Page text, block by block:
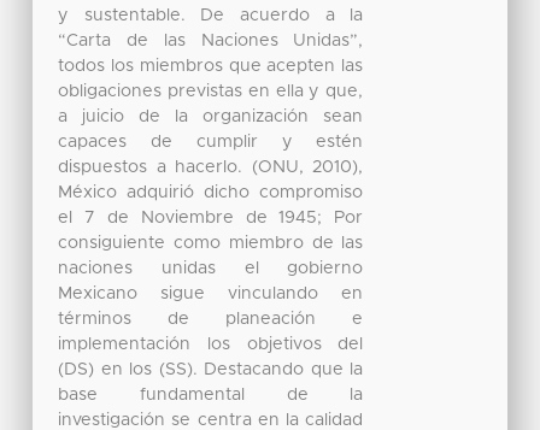
y sustentable. De acuerdo a la
“Carta de las Naciones Unidas”,
todos los miembros que acepten las
obligaciones previstas en ella y que,
a juicio de la organización sean
capaces de cumplir y estén
dispuestos a hacerlo. (ONU, 2010),
México adquirió dicho compromiso
el 7 de Noviembre de 1945; Por
consiguiente como miembro de las
naciones unidas el gobierno
Mexicano sigue vinculando en
términos de planeación e
implementación los objetivos del
(DS) en los (SS). Destacando que la
base fundamental de la
investigación se centra en la calidad